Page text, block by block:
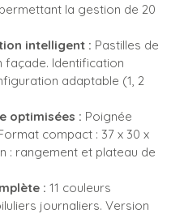
la gestion de 20
intelligent : Pastilles de
façade. Identification
adaptable (1, 2
optimisées : Poignée
compact : 37 x 30 x
: rangement et plateau de
: 11 couleurs
journaliers. Version